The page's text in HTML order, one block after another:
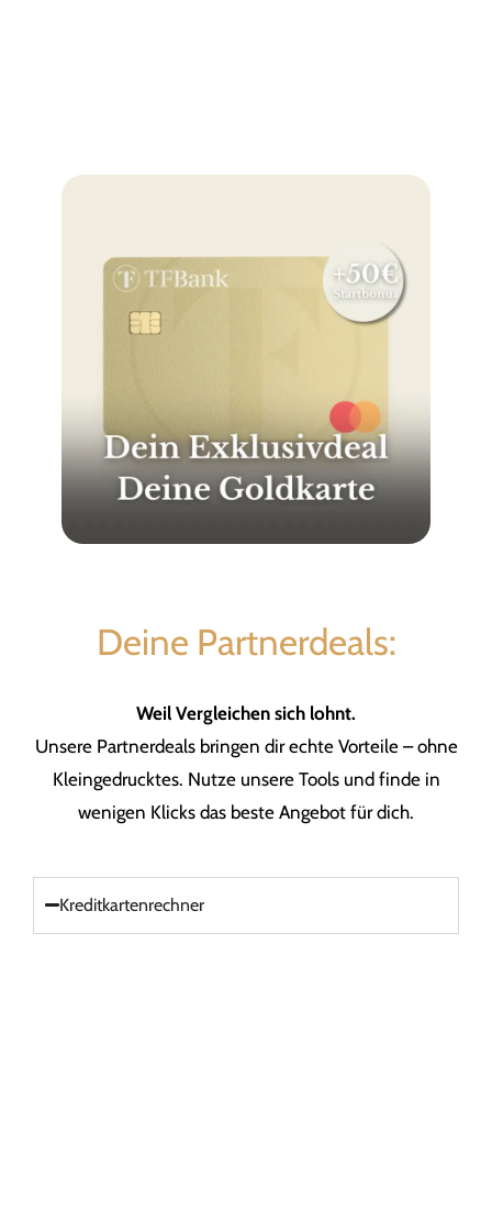
Deine Partnerdeals:
Weil Vergleichen sich lohnt.
Unsere Partnerdeals bringen dir echte Vorteile – ohne
Kleingedrucktes. Nutze unsere Tools und finde in
wenigen Klicks das beste Angebot für dich.
Kreditkartenrechner